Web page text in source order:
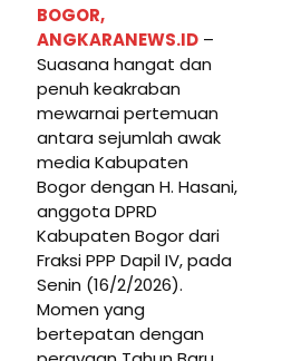
BOGOR,
ANGKARANEWS.ID –
Suasana hangat dan
penuh keakraban
mewarnai pertemuan
antara sejumlah awak
media Kabupaten
Bogor dengan H. Hasani,
anggota DPRD
Kabupaten Bogor dari
Fraksi PPP Dapil IV, pada
Senin (16/2/2026).
Momen yang
bertepatan dengan